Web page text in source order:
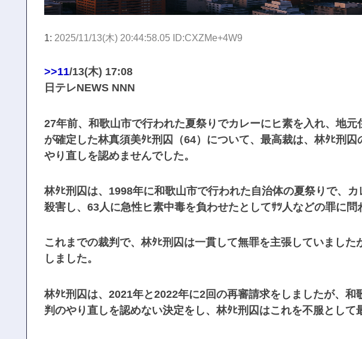
1: 2025/11/13(木) 20:44:58.05 ID:CXZMe+4W9
>>11/13(木) 17:08
日テレNEWS NNN
27年前、和歌山市で行われた夏祭りでカレーにヒ素を入れ、地元
が確定した林真須美ﾀﾋ刑囚（64）について、最高裁は、林ﾀﾋ刑
やり直しを認めませんでした。
林ﾀﾋ刑囚は、1998年に和歌山市で行われた自治体の夏祭りで、
殺害し、63人に急性ヒ素中毒を負わせたとしてｻﾂ人などの罪に問
これまでの裁判で、林ﾀﾋ刑囚は一貫して無罪を主張していました
しました。
林ﾀﾋ刑囚は、2021年と2022年に2回の再審請求をしましたが、
判のやり直しを認めない決定をし、林ﾀﾋ刑囚はこれを不服として